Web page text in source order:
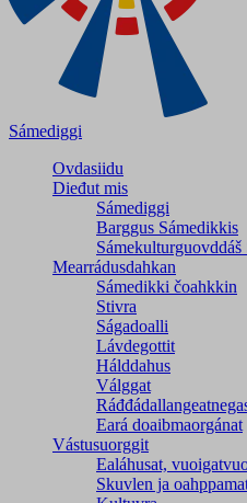
Sámediggi
Ovdasiidu
Dieđut mis
Sámediggi
Barggus Sámedikkis
Sámekulturguovddáš
Mearrádusdahkan
Sámedikki čoahkkin
Stivra
Ságadoalli
Lávdegottit
Hálddahus
Válggat
Eará doaibmaorgánat
Vástusuorggit
Ealáhusat,
Skuvlen ja